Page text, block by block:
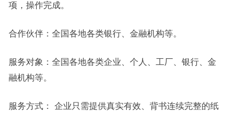
项，操作完成。
合作伙伴：全国各地各类银行、金融机构等。
服务对象：全国各地各类企业、个人、工厂、银行、金
融机构等。
服务方式： 企业只需提供真实有效、背书连续完整的纸